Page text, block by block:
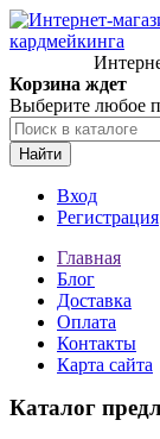
Корзина ждет
Выберите любое
Найти
Вход
Регистрация
Главная
Блог
Доставка
Оплата
Контакты
Карта сайта
Каталог